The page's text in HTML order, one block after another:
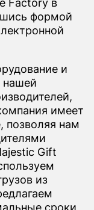
формой
и
нашей
имеет
позволяя нам
Gift
из
сроки